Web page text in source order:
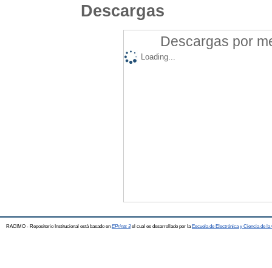
Descargas
Descargas por
Loading...
RACIMO - Repositorio Institucional está basado en EPrints 3el cual es desarrollado por la Escuela de Electrónica y Ciencia de la